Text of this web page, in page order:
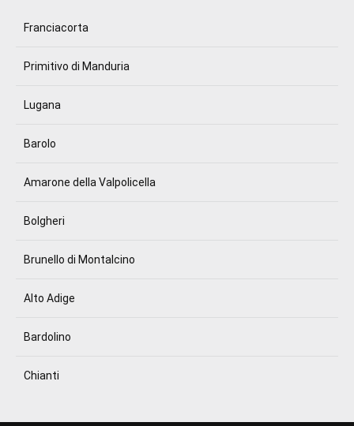
Franciacorta
Primitivo di Manduria
Lugana
Barolo
Amarone della Valpolicella
Bolgheri
Brunello di Montalcino
Alto Adige
Bardolino
Chianti